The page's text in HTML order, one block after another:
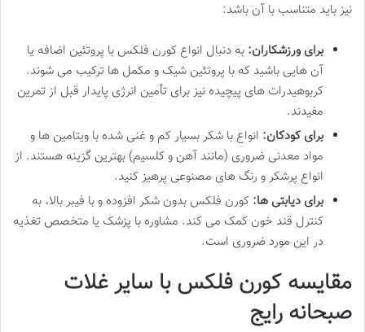
نیز باید متناسب با آن باشد:
برای ورزشکاران: به دنبال انواع کورن فلکس با پروتئین اضافه یا
آن هایی باشید که با پروتئین شیک و مکمل ها ترکیب می شوند.
کربوهیدرات های پیچیده نیز برای تأمین انرژی پایدار قبل از تمرین
مفیدند.
برای کودکان: انواع با شکر بسیار کم و غنی شده با ویتامین ها و
مواد معدنی ضروری (مانند آهن و کلسیم) بهترین گزینه هستند. از
انواع پرشکر و رنگ های مصنوعی پرهیز کنید.
برای دیابتی ها: کورن فلکس بدون شکر افزوده و با فیبر بالا، به
کنترل قند خون کمک می کند. مشاوره با پزشک یا متخصص تغذیه
در این مورد ضروری است.
مقایسه کورن فلکس با سایر غلات
صبحانه رایج